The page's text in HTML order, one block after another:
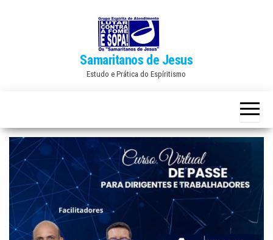
Samaritanos de Jesus
Estudo e Prática do Espíritismo